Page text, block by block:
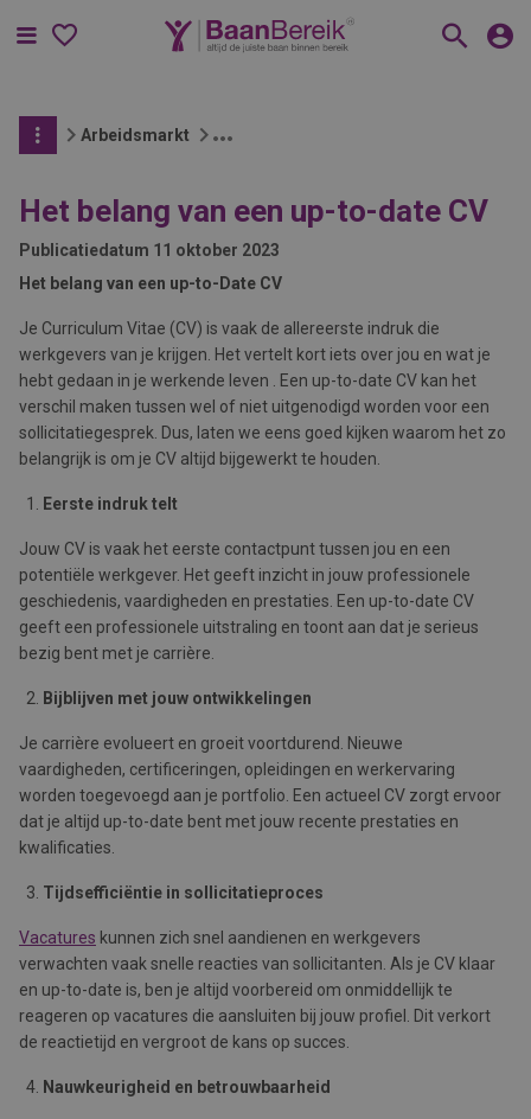
Menu
Arbeidsmarkt
Het belang van een up-to-date CV
Publicatiedatum 11 oktober 2023
Het belang van een up-to-Date CV
Je Curriculum Vitae (CV) is vaak de allereerste indruk die
werkgevers van je krijgen. Het vertelt kort iets over jou en wat je
hebt gedaan in je werkende leven . Een up-to-date CV kan het
verschil maken tussen wel of niet uitgenodigd worden voor een
sollicitatiegesprek. Dus, laten we eens goed kijken waarom het zo
belangrijk is om je CV altijd bijgewerkt te houden.
Eerste indruk telt
Jouw CV is vaak het eerste contactpunt tussen jou en een
potentiële werkgever. Het geeft inzicht in jouw professionele
geschiedenis, vaardigheden en prestaties. Een up-to-date CV
geeft een professionele uitstraling en toont aan dat je serieus
bezig bent met je carrière.
Bijblijven met jouw ontwikkelingen
Je carrière evolueert en groeit voortdurend. Nieuwe
vaardigheden, certificeringen, opleidingen en werkervaring
worden toegevoegd aan je portfolio. Een actueel CV zorgt ervoor
dat je altijd up-to-date bent met jouw recente prestaties en
kwalificaties.
Tijdsefficiëntie in sollicitatieproces
Vacatures kunnen zich snel aandienen en werkgevers
verwachten vaak snelle reacties van sollicitanten. Als je CV klaar
en up-to-date is, ben je altijd voorbereid om onmiddellijk te
reageren op vacatures die aansluiten bij jouw profiel. Dit verkort
de reactietijd en vergroot de kans op succes.
Nauwkeurigheid en betrouwbaarheid